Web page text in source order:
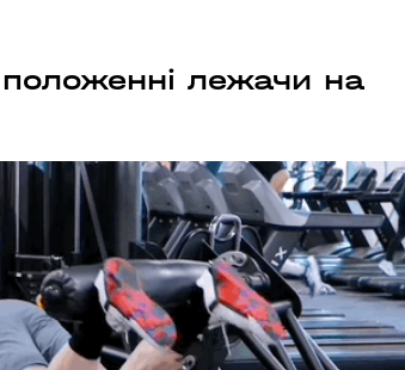
лежачи на
59
на життя, свободу
вибороли ті, хто
— віддав.